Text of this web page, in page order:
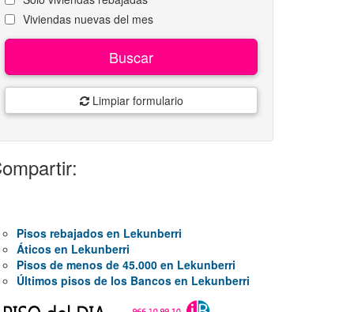
Viviendas nuevas del mes
Buscar
Limpiar formulario
Pisos rebajados en Lekunberri
Áticos en Lekunberri
Pisos de menos de 45.000 en Lekunberri
Últimos pisos de los Bancos en Lekunberri